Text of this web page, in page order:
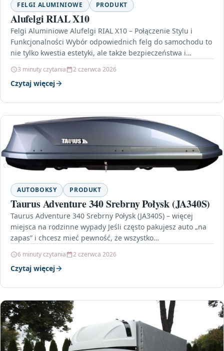
FELGI ALUMINIOWE PRODUKT
Alufelgi RIAL X10
Felgi Aluminiowe Alufelgi RIAL X10 – Połączenie Stylu i
Funkcjonalności Wybór odpowiednich felg do samochodu to
nie tylko kwestia estetyki, ale także bezpieczeństwa i…
3 minuty czytania 2 czerwca 2026
Czytaj więcej
AUTOBOKSY PRODUKT
Taurus Adventure 340 Srebrny Połysk (JA340S)
Taurus Adventure 340 Srebrny Połysk (JA340S) – więcej
miejsca na rodzinne wypady Jeśli często pakujesz auto „na
zapas” i chcesz mieć pewność, że wszystko…
6 minuty czytania 2 czerwca 2026
Czytaj więcej